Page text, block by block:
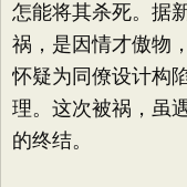
怎能将其杀死。据
祸，是因情才傲物
怀疑为同僚设计构
理。这次被祸，虽
的终结。